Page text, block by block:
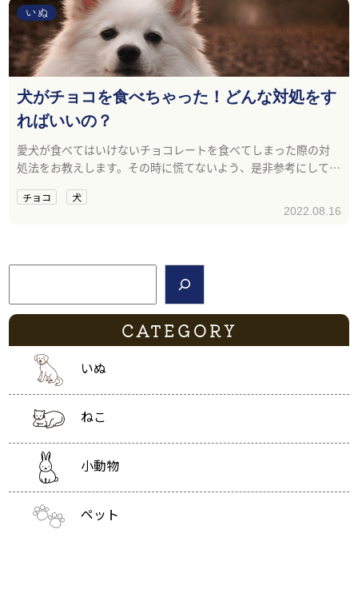
いぬ
犬がチョコを食べちゃった！どんな対処をす
ればいいの？
愛犬が食べてはいけないチョコレートを食べてしまった際の対
処法をお教えします。その時に慌てないよう、是非参考にしてみ
チョコ 犬
2022.08.16
検索
CATEGORY
いぬ
ねこ
小動物
ペット